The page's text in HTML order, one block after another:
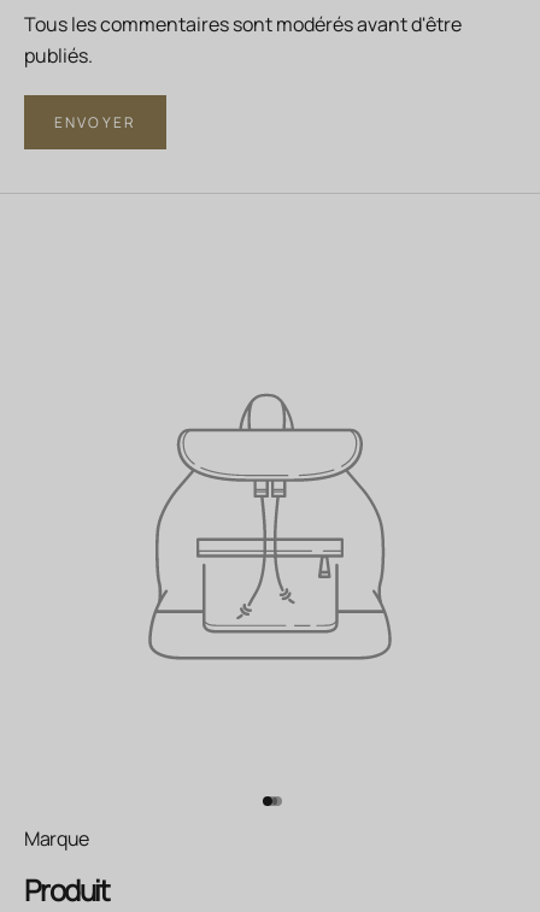
Tous les commentaires sont modérés avant d'être
publiés.
ENVOYER
Aller à l'élément 1
Aller à l'élément 2
Aller à l'élément 3
Marque
Produit